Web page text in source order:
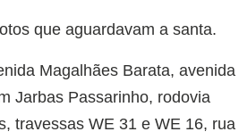
que aguardavam a santa.
Magalhães Barata, avenida
Jarbas Passarinho, rodovia
travessas WE 31 e WE 16, rua